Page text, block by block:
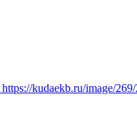
https://kudaekb.ru/image/